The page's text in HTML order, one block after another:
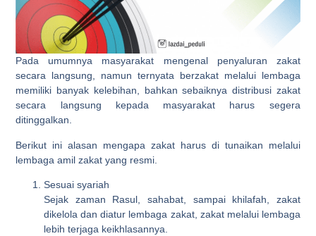
Pada umumnya masyarakat mengenal penyaluran zakat
secara langsung, namun ternyata berzakat melalui lembaga
memiliki banyak kelebihan, bahkan sebaiknya distribusi zakat
secara langsung kepada masyarakat harus segera
ditinggalkan.
Berikut ini alasan mengapa zakat harus di tunaikan melalui
lembaga amil zakat yang resmi.
Sesuai syariah
Sejak zaman Rasul, sahabat, sampai khilafah, zakat
dikelola dan diatur lembaga zakat, zakat melalui lembaga
lebih terjaga keikhlasannya.